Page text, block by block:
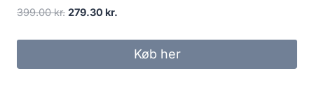
399.00kr. Den
pris
279.30 kr.
pris
Køb her